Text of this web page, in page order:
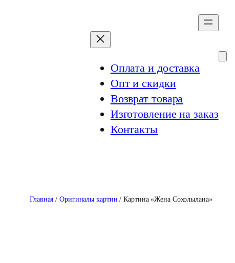
Оплата и доставка
Опт и скидки
Возврат товара
Изготовление на заказ
Контакты
Главная /Оригиналы картин / Картина «Жена Сохолылана»